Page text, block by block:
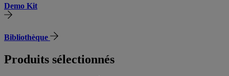
Demo Kit
Bibliothèque
Produits sélectionnés